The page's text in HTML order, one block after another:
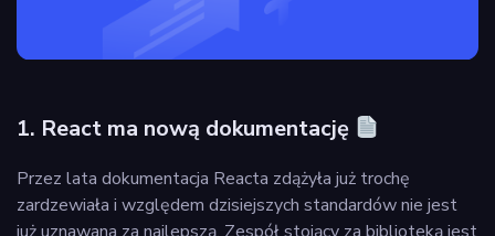
1. React ma nową dokumentację
Przez lata dokumentacja Reacta zdążyła już trochę
zardzewiała i względem dzisiejszych standardów nie jest